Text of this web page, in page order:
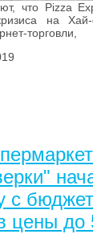
что Pizza
на Хай-
торговли,
с
цены до